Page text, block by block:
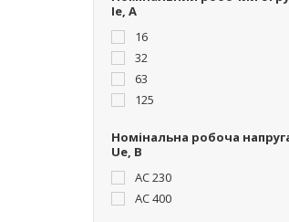
Ie, A
16
32
63
125
Номінальна робоча
Ue, В
AC 230
AC 400